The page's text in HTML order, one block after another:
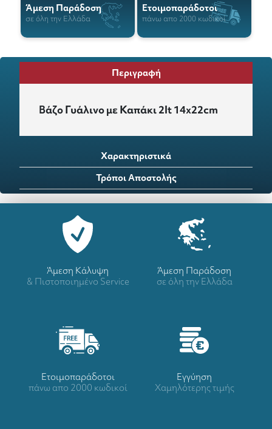
Άμεση Παράδοση
σε όλη την Ελλάδα
Ετοιμοπαράδοτοι
πάνω απο 2000 κωδικοί
Περιγραφή
ΒάζοΓυάλινομε Καπάκι 2lt 14x22cm
Χαρακτηριστικά
Τρόποι Αποστολής
Άμεση Κάλυψη
& Πιστοποιημένο Service
Άμεση Παράδοση
σε όλη την Ελλάδα
Ετοιμοπαράδοτοι
πάνω απο 2000 κωδικοί
Eγγύηση
Χαμηλότερης τιμής